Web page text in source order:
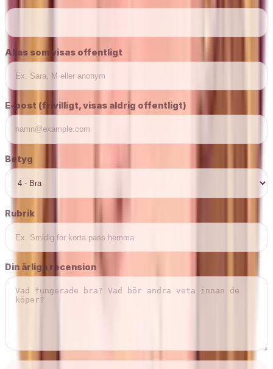
Alias som visas offentligt
E-post (frivilligt, visas aldrig offentligt)
Betyg
Rubrik
Din ärliga recension